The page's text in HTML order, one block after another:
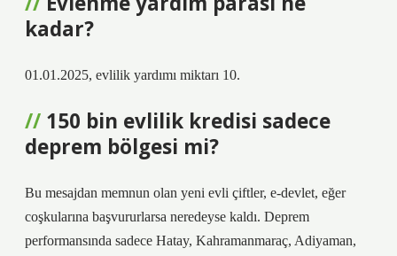
kadar?
01.01.2025, evlilik yardımı miktarı 10.
150 bin evlilik kredisi sadece
deprem bölgesi mi?
Bu mesajdan memnun olan yeni evli çiftler, e-devlet, eğer
coşkularına başvururlarsa neredeyse kaldı. Deprem
performansında sadece Hatay, Kahramanmaraç, Adiyaman,